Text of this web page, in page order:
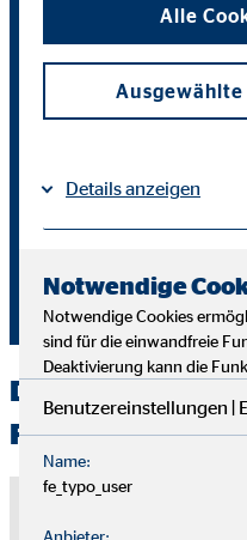
Partner deiner
finanziellen
Zufriedenheit schaffen!
individuelle
persönliche und
Dein Arbeitsalltag
Finanzberater*in
Alle
Details anzeigen
Notwendige
Notwendige Cookies
sind für die einwandfreie
Deaktivierung kann die
Benutzereinstellungen |
Name:
fe_typo_user
Anbieter: